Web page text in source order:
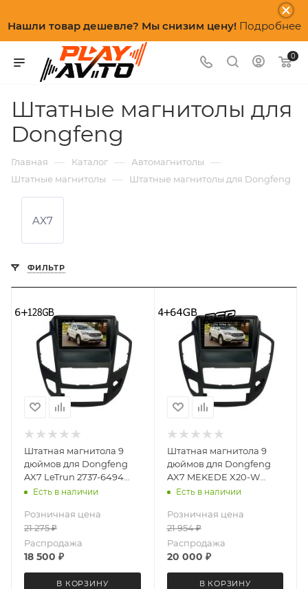
Нашли товар дешевле? Мы снизим цену! Подробнее
0
Штатные магнитолы для
Dongfeng
Главная — Каталог — Автомагнитолы —
Штатные магнитолы — Штатные магнитолы для Dongfeng
AX7
ФИЛЬТР
Штатная магнитола 9
дюймов для Dongfeng
AX7 LeTrun 2737-6494
Android 12 UIS8581A
Есть в наличии
Розничная цена
21 275₽
Распродажа
18 500 ₽
В КОРЗИНУ
Штатная магнитола 9
дюймов для Dongfeng
AX7 MEKEDE X20-W
2737-6829 Android 13
9863A DSP
Есть в наличии
Розничная цена
21 954₽
Распродажа
20 000 ₽
В КОРЗИНУ